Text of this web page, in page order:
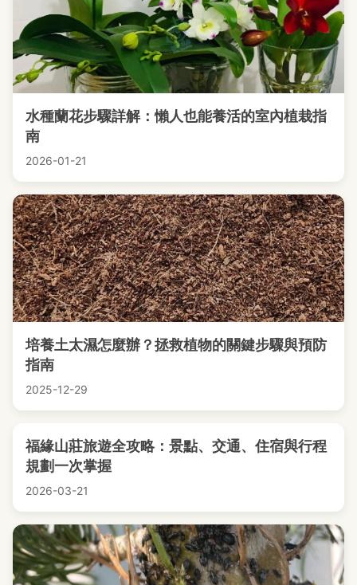
水種蘭花步驟詳解：懶人也能養活的室內植栽指
南
2026-01-21
培養土太濕怎麼辦？拯救植物的關鍵步驟與預防
指南
2025-12-29
福緣山莊旅遊全攻略：景點、交通、住宿與行程
規劃一次掌握
2026-03-21